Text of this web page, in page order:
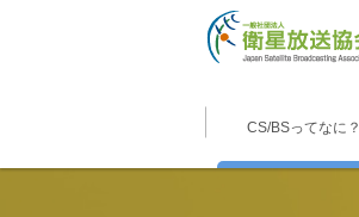
CS/BSってなに？